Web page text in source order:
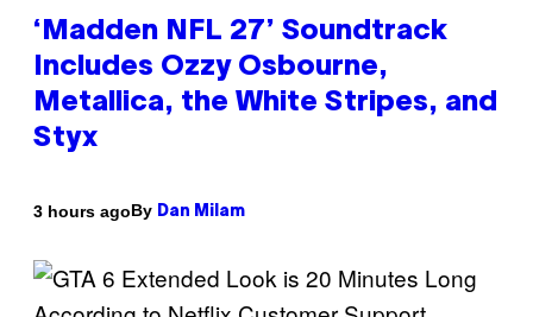
‘Madden NFL 27’ Soundtrack
Includes Ozzy Osbourne,
Metallica, the White Stripes, and
Styx
3 hours agoBy Dan Milam